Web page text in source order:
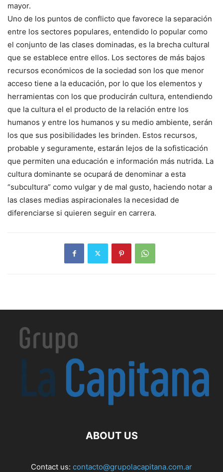
mayor.
Uno de los puntos de conflicto que favorece la separación
entre los sectores populares, entendido lo popular como
el conjunto de las clases dominadas, es la brecha cultural
que se establece entre ellos. Los sectores de más bajos
recursos económicos de la sociedad son los que menor
acceso tiene a la educación, por lo que los elementos y
herramientas con los que producirán cultura, entendiendo
que la cultura el el producto de la relación entre los
humanos y entre los humanos y su medio ambiente, serán
los que sus posibilidades les brinden. Estos recursos,
probable y seguramente, estarán lejos de la sofisticación
que permiten una educación e información más nutrida. La
cultura dominante se ocupará de denominar a esta
“subcultura” como vulgar y de mal gusto, haciendo notar a
las clases medias aspiracionales la necesidad de
diferenciarse si quieren seguir en carrera.
ABOUT US
Contact us: contacto@grupolacapitana.com.ar